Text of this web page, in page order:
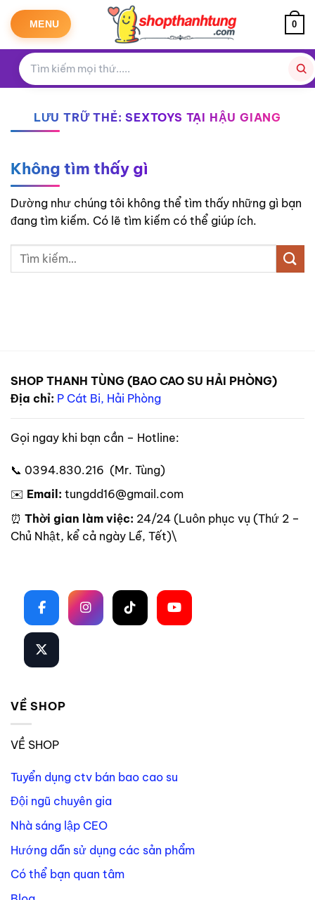
qua
dung
MENU 0
LƯU TRỮ THẺ:SEXTOYS TẠI HẬU GIANG
Không tìm thấy gì
Dường như chúng tôi không thể tìm thấy những gì bạn
đang tìm kiếm. Có lẽ tìm kiếm có thể giúp ích.
SHOP THANH TÙNG (BAO CAO SU HẢI PHÒNG)
Địa chỉ: P Cát Bi, Hải Phòng
Gọi ngay khi bạn cần – Hotline:
📞 0394.830.216 (Mr. Tùng)
✉️ Email: tungdd16@gmail.com
⏰ Thời gian làm việc: 24/24 (Luôn phục vụ (Thứ 2 –
Chủ Nhật, kể cả ngày Lễ, Tết)\
VỀ SHOP
VỀ SHOP
Tuyển dụng ctv bán bao cao su
Đội ngũ chuyên gia
Nhà sáng lập CEO
Hướng dẫn sử dụng các sản phẩm
Có thể bạn quan tâm